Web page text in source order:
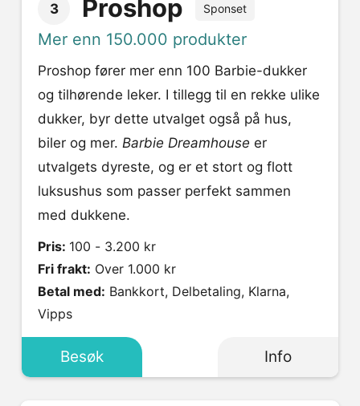
3 Proshop Sponset
Mer enn 150.000 produkter
Proshop fører mer enn 100 Barbie-dukker
og tilhørende leker. I tillegg til en rekke ulike
dukker, byr dette utvalget også på hus,
biler og mer. Barbie Dreamhouse er
utvalgets dyreste, og er et stort og flott
luksushus som passer perfekt sammen
med dukkene.
Pris: 100 - 3.200 kr
Fri frakt: Over 1.000 kr
Betal med:
Vipps
Besøk Info